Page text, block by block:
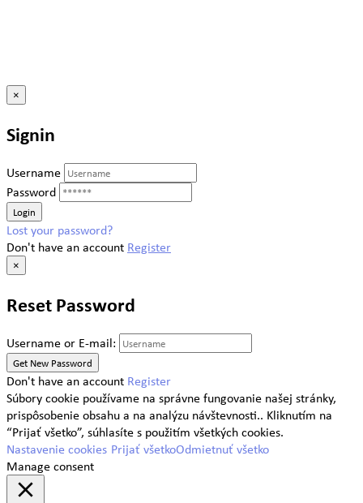
×
Signin
Username
Password
Lost your password?
Don't have an account Register
×
Reset Password
Username or E-mail:
Don't have an account Register
Súbory cookie používame na správne fungovanie našej stránky,
prispôsobenie obsahu a na analýzu návštevnosti.. Kliknutím na
“Prijať všetko”, súhlasíte s použitím všetkých cookies.
Nastavenie cookies Prijať všetkoOdmietnuť všetko
Manage consent